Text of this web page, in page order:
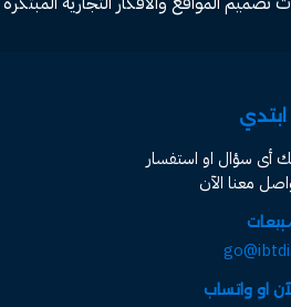
أى سؤال او استفسار
معنا الآن
او واتساب